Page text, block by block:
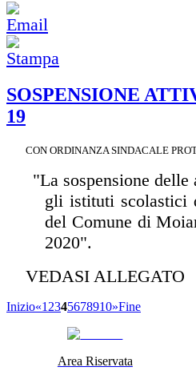
SOSPENSIONE
19
CON ORDINANZA SINDACALE
"La sospensione
gli istituti scolastici
del Comune di
2020".
VEDASI ALLEGATO
Inizio«1 2345678910»Fine
Area Riservata